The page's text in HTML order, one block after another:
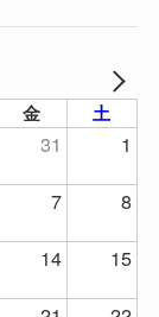
金 土
31
1
7
8
14
15